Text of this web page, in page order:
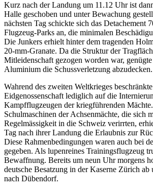
Kurz nach der Landung um 11.12 Uhr ist
Halle geschoben und unter Bewachung
nächsten Tag schickte sich das Detachement
Flugzeug-Parks an, die minimalen
Die Junkers erhielt hinter dem tragenden
20-mm-Granate. Da die Struktur der
Mitleidenschaft gezogen worden war,
Aluminium die Schussverletzung abzudecken.
Wahrend des zweiten Weltkrieges
Eidgenossenschaft lediglich auf die
Kampfflugzeugen der kriegführenden
Schulmaschinen der Achsenmächte, die sich
Regelmässigkeit in die Schweiz verirrten,
Tag nach ihrer Landung die Erlaubnis zur
Diese Rahmenbedingungen waren auch bei
gegeben. Als lupenreines Trainingsflugzeug
Bewaffnung. Bereits um neun Uhr morgens
deutsche Besatzung in der Kaserne Zürich ab
nach Dübendorf.